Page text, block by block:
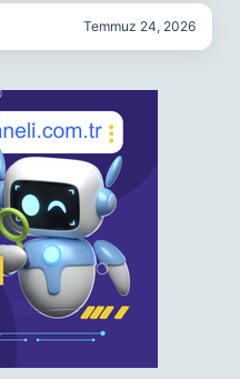
Temmuz 24, 2026